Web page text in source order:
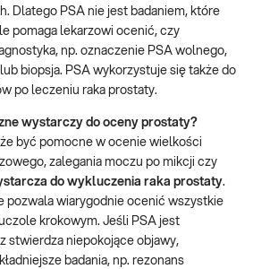
Dlatego PSA nie jest badaniem, które
pomaga lekarzowi ocenić, czy
np. oznaczenie PSA wolnego,
biopsja. PSA wykorzystuje się także do
po leczeniu raka prostaty.
wystarczy do oceny prostaty?
być pomocne w ocenie wielkości
zalegania moczu po mikcji czy
do wykluczenia raka prostaty.
pozwala wiarygodnie ocenić wszystkie
krokowym. Jeśli PSA jest
stwierdza niepokojące objawy,
badania, np. rezonans